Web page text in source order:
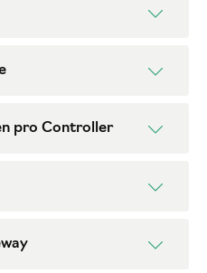
pro Controller